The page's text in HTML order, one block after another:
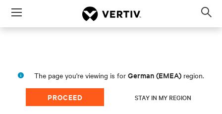
Menu
The page you're viewing is for German (EMEA) region.
PROCEED STAY IN MY REGION